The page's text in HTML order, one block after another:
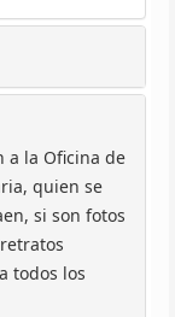
a la Oficina de
quien se
si son fotos
todos los